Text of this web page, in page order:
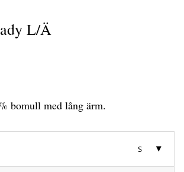
L/Ä
bomull med lång ärm.
S